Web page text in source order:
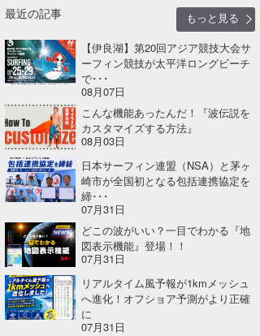
最近の記事
もっと見る
【伊良湖】第20回アジア競技大会サ
ーフィン競技が太平洋ロングビーチ
で･･･
08月07日
こんな機能あったんだ！『波伝説を
カスタマイズする方法』
08月03日
日本サーフィン連盟（NSA）と茅ヶ
崎市が全国初となる包括連携協定を
締･･･
07月31日
どこの波がいい？一目でわかる『地
図表示機能』登場！！
07月31日
リアルタイム風予報が1kmメッシュ
へ進化！オフショア予測がより正確
に
07月31日